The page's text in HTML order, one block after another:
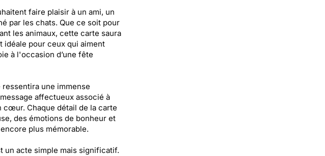
faire plaisir à un ami, un
par les chats. Que ce soit pour
les animaux, cette carte saura
pour ceux qui aiment
à l'occasion d’une fête
une immense
affectueux associé à
Chaque détail de la carte
des émotions de bonheur et
plus mémorable.
un acte simple mais significatif.